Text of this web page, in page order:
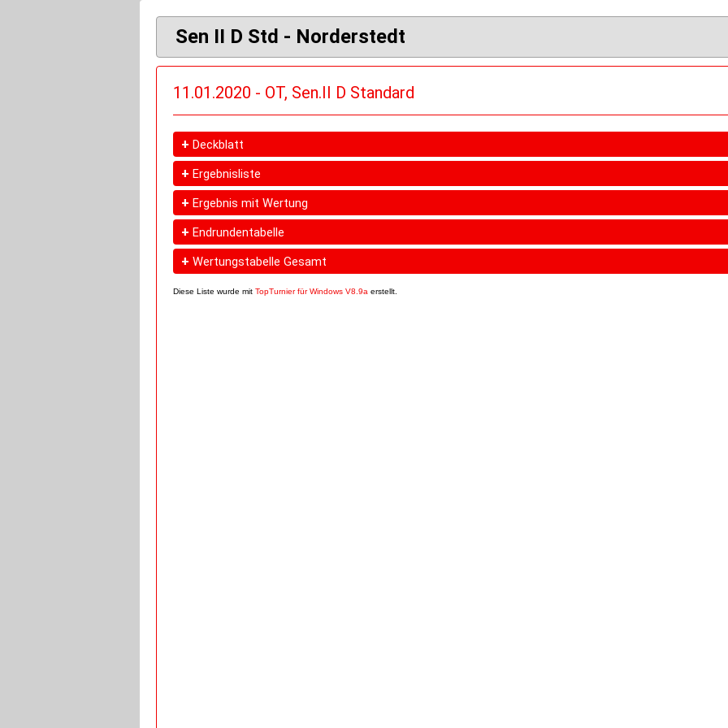
Sen II D Std - Norderstedt
11.01.2020 - OT, Sen.II D Standard
+ Deckblatt
+ Ergebnisliste
+ Ergebnis mit Wertung
+ Endrundentabelle
+ Wertungstabelle Gesamt
Diese Liste wurde mit TopTurnier für Windows V8.9a erstellt.